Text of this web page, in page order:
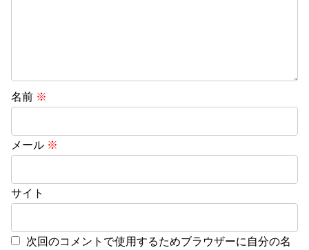
名前 ※
メール ※
サイト
次回のコメントで使用するためブラウザーに自分の名